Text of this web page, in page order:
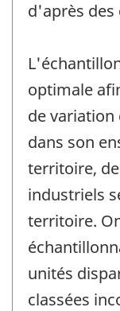
d'après des
optimale
de variation
dans son
territoire,
industriels
territoire.
unités
classées